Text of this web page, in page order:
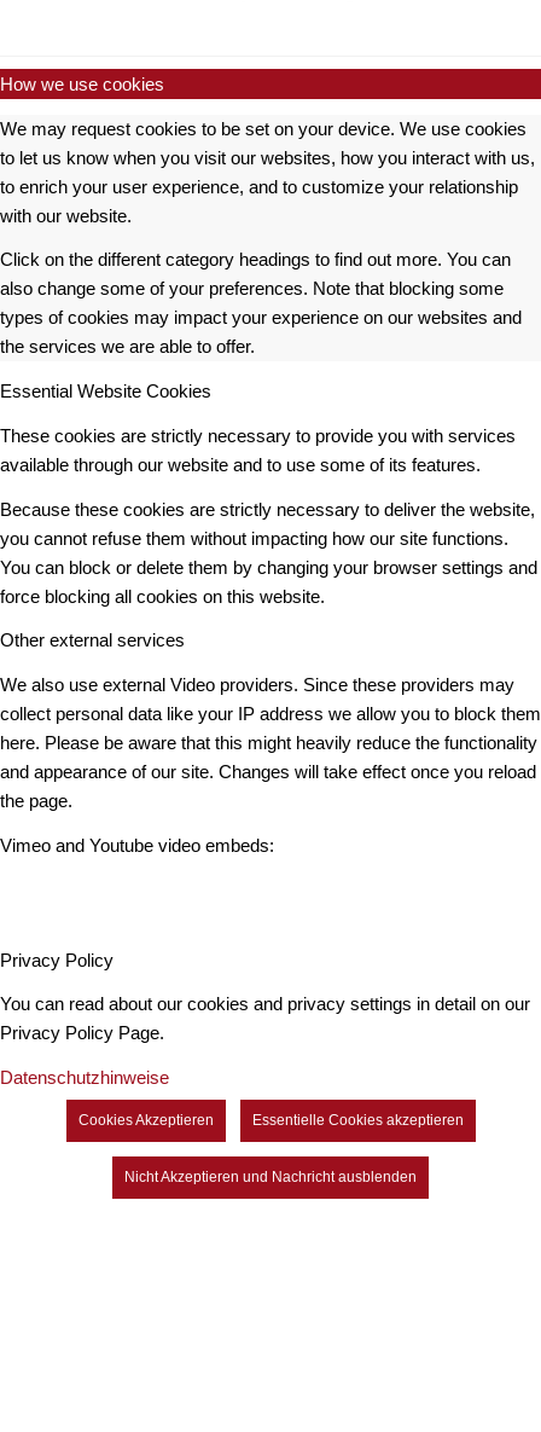
How we use cookies
We may request cookies to be set on your device. We use cookies
to let us know when you visit our websites, how you interact with us,
to enrich your user experience, and to customize your relationship
with our website.
Click on the different category headings to find out more. You can
also change some of your preferences. Note that blocking some
types of cookies may impact your experience on our websites and
the services we are able to offer.
Essential Website Cookies
These cookies are strictly necessary to provide you with services
available through our website and to use some of its features.
Because these cookies are strictly necessary to deliver the website,
you cannot refuse them without impacting how our site functions.
You can block or delete them by changing your browser settings and
force blocking all cookies on this website.
Other external services
We also use external Video providers. Since these providers may
collect personal data like your IP address we allow you to block them
here. Please be aware that this might heavily reduce the functionality
and appearance of our site. Changes will take effect once you reload
the page.
Vimeo and Youtube video embeds:
Privacy Policy
You can read about our cookies and privacy settings in detail on our
Privacy Policy Page.
Datenschutzhinweise
Cookies Akzeptieren Essentielle Cookies akzeptieren
Nicht Akzeptieren und Nachricht ausblenden